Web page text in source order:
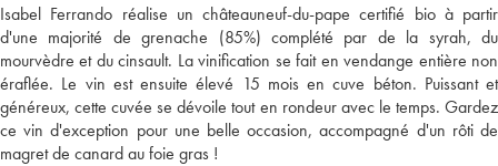
Isabel Ferrando réalise un châteauneuf-du-pape certifié bio à partir
d'une majorité de grenache (85%) complété par de la syrah, du
mourvèdre et du cinsault. La vinification se fait en vendange entière non
éraflée. Le vin est ensuite élevé 15 mois en cuve béton. Puissant et
généreux, cette cuvée se dévoile tout en rondeur avec le temps. Gardez
ce vin d'exception pour une belle occasion, accompagné d'un rôti de
magret de canard au foie gras !